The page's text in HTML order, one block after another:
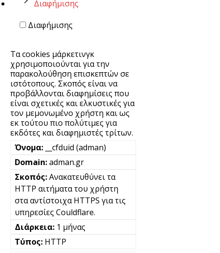
Διαφήμισης
Διαφήμισης
Τα cookies μάρκετινγκ
χρησιμοποιούνται για την
παρακολούθηση επισκεπτών σε
ιστότοπους. Σκοπός είναι να
προβάλλονται διαφημίσεις που
είναι σχετικές και ελκυστικές για
τον μεμονωμένο χρήστη και ως
εκ τούτου πιο πολύτιμες για
εκδότες και διαφημιστές τρίτων.
__cfduid (adman)
adman.gr
Ανακατευθύνει τα
HTTP αιτήματα του χρήστη
στα αντίστοιχα HTTPS για τις
υπηρεσίες Couldflare.
1 μήνας
HTTP